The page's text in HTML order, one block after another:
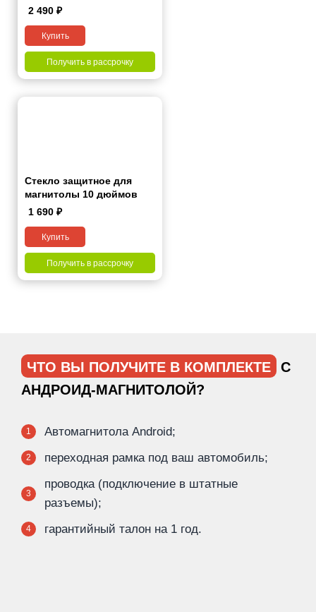
2 490 ₽
Купить
Получить в рассрочку
Стекло защитное для
магнитолы 10 дюймов
1 690 ₽
Купить
Получить в рассрочку
ЧТО ВЫ ПОЛУЧИТЕ В КОМПЛЕКТЕ
С
АНДРОИД-МАГНИТОЛОЙ?
1 Автомагнитола Android;
2 переходная рамка под ваш автомобиль;
3
проводка (подключение в штатные
разъемы);
4 гарантийный талон на 1 год.